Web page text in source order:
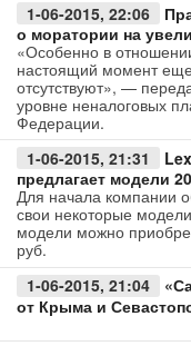
1-06-2015, 22:06
о моратории на
«Особенно в
настоящий момент
отсутствуют», —
уровне неналоговых
Федерации.
1-06-2015, 21:31
предлагает модели
Для начала компании
свои некоторые
модели можно
руб.
1-06-2015, 21:04
от Крыма и